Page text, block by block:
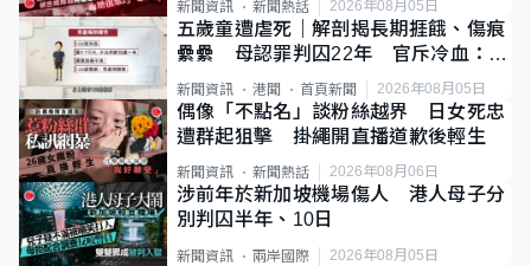
新聞資訊 新聞熱話 2026年08月05日
五歲童遭虐死｜解剖揭長期捱餓、傷痕
纍纍 母認罪判囚22年 官斥冷血：同
類案最惡劣
新聞資訊 港聞 首頁新聞 2026年08月05日
偶像「不點名」談粉絲越界 日女死忠
遭群起狙擊 掛繩開直播道歉後輕生
新聞資訊 新聞熱話 2026年08月06日
涉前年於新加坡機場傷人 港人母子分
別判囚半年、10日
新聞資訊 兩岸國際 2026年08月05日